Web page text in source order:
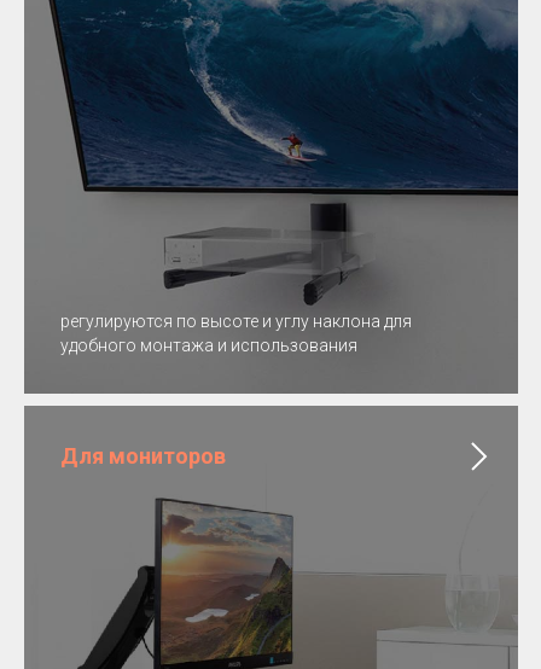
регулируются по высоте и углу наклона для
удобного монтажа и использования
Для мониторов